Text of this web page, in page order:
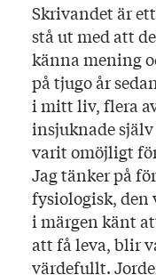
Skrivandet är
stå ut med att
känna mening
på tjugo år
i mitt liv, flera
insjuknade
varit omöjligt
Jag tänker på
fysiologisk,
i märgen känt
att få leva, blir
värdefullt.